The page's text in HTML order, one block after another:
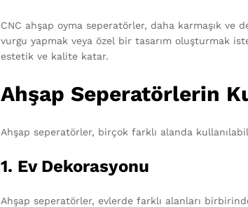
CNC ahşap oyma seperatörler, daha karmaşık ve
vurgu yapmak veya özel bir tasarım oluşturmak
estetik ve kalite katar.
Ahşap Seperatörlerin
Ahşap seperatörler, birçok farklı alanda
1. Ev Dekorasyonu
Ahşap seperatörler, evlerde farklı alanları